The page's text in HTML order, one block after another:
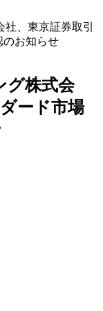
、東京証券取引
のお知らせ
グ株式会
ード市場